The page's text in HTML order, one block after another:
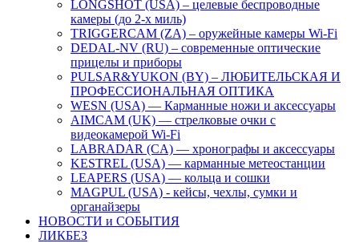
LONGSHOT (USA) – целевые беспроводные
камеры (до 2-х миль)
TRIGGERCAM (ZA) – оружейные камеры Wi-Fi
DEDAL-NV (RU) – современные оптические
прицелы и приборы
PULSAR&YUKON (BY) – ЛЮБИТЕЛЬСКАЯ И
ПРОФЕССИОНАЛЬНАЯ ОПТИКА
WESN (USA) — Карманные ножи и аксессуары
AIMCAM (UK) — стрелковые очки с
видеокамерой Wi-Fi
LABRADAR (CA) — хронографы и аксессуары
KESTREL (USA) — карманные метеостанции
LEAPERS (USA) — кольца и сошки
MAGPUL (USA) - кейсы, чехлы, сумки и
органайзеры
НОВОСТИ и СОБЫТИЯ
ЛИКБЕЗ